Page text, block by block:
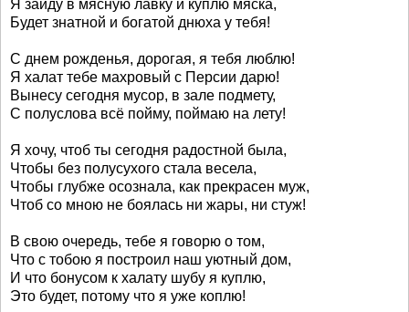
Я зайду в мясную лавку и куплю мяска,
Будет знатной и богатой днюха у тебя!
С днем рожденья, дорогая, я тебя люблю!
Я халат тебе махровый с Персии дарю!
Вынесу сегодня мусор, в зале подмету,
С полуслова всё пойму, поймаю на лету!
Я хочу, чтоб ты сегодня радостной была,
Чтобы без полусухого стала весела,
Чтобы глубже осознала, как прекрасен муж,
Чтоб со мною не боялась ни жары, ни стуж!
В свою очередь, тебе я говорю о том,
Что с тобою я построил наш уютный дом,
И что бонусом к халату шубу я куплю,
Это будет, потому что я уже коплю!